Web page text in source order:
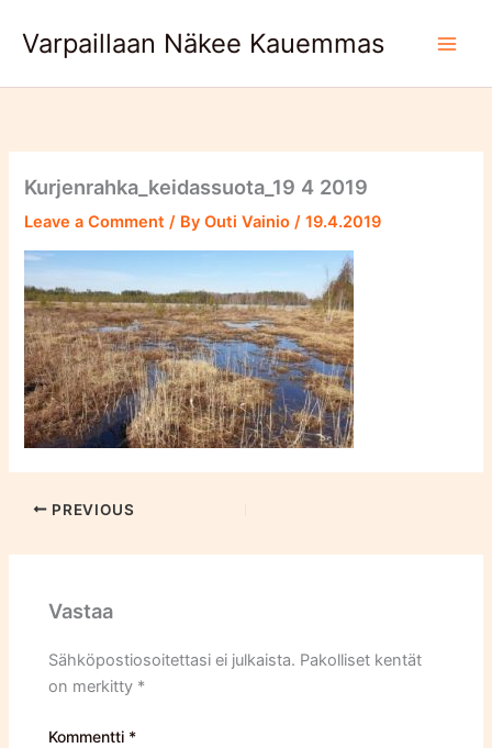
Varpaillaan Näkee Kauemmas
Kurjenrahka_keidassuota_19 4 2019
Leave a Comment / ByOuti Vainio/19.4.2019
PREVIOUS
Vastaa
Sähköpostiosoitettasi ei julkaista. Pakolliset kentät
on merkitty *
Kommentti *